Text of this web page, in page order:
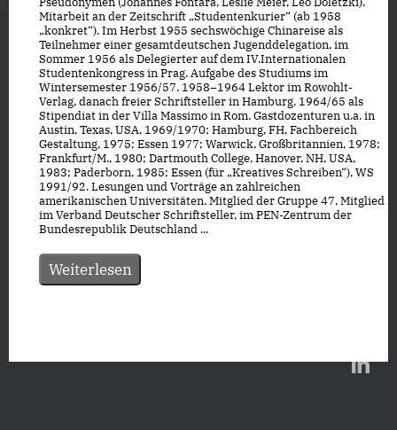
Mitarbeit an der Zeitschrift „Studentenkurier“ (ab 1958
„konkret“). Im Herbst 1955 sechswöchige Chinareise als
Teilnehmer einer gesamtdeutschen Jugenddelegation, im
Sommer 1956 als Delegierter auf dem IV.Internationalen
Studentenkongress in Prag. Aufgabe des Studiums im
Wintersemester 1956/57. 1958–1964 Lektor im Rowohlt-
Verlag, danach freier Schriftsteller in Hamburg. 1964/65 als
Stipendiat in der Villa Massimo in Rom. Gastdozenturen u.a. in
Austin, Texas, USA, 1969/1970; Hamburg, FH, Fachbereich
Gestaltung, 1975; Essen 1977; Warwick, Großbritannien, 1978;
Frankfurt/M., 1980; Dartmouth College, Hanover, NH, USA,
1983; Paderborn, 1985; Essen (für „Kreatives Schreiben“), WS
1991/92. Lesungen und Vorträge an zahlreichen
amerikanischen Universitäten. Mitglied der Gruppe 47, Mitglied
im Verband Deutscher Schriftsteller, im PEN-Zentrum der
Bundesrepublik Deutschland ...
Weiterlesen